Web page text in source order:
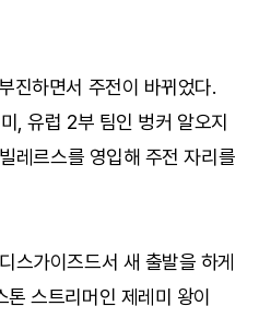
진하면서 주전이 바뀌었다.
, 유럽 2부 팀인 벙커 알오지
레르스를 영입해 주전 자리를
스가이즈드서 새 출발을 하게
스트리머인 제레미 왕이